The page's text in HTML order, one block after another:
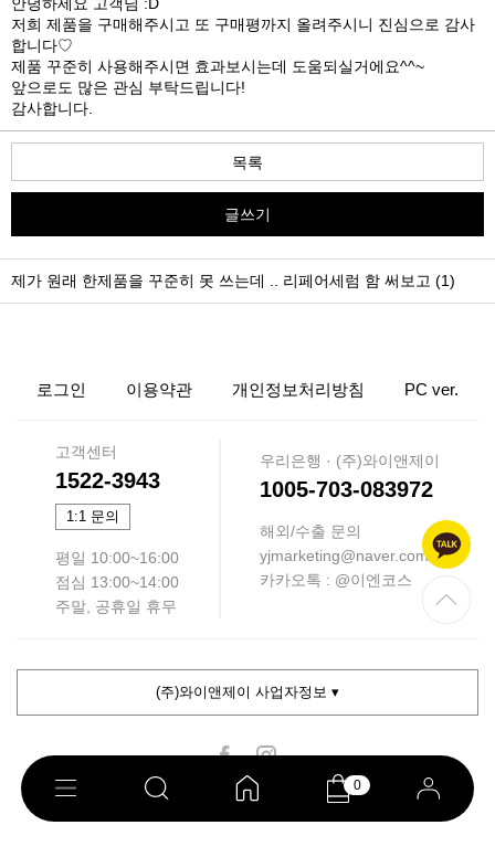
0
안녕하세요 고객님 :D
저희 제품을 구매해주시고 또 구매평까지 올려주시니 진심으로 감사
합니다♡
제품 꾸준히 사용해주시면 효과보시는데 도움되실거에요^^~
앞으로도 많은 관심 부탁드립니다!
감사합니다.
목록
글쓰기
제가 원래 한제품을 꾸준히 못 쓰는데 .. 리페어세럼 함 써보고 (1)
로그인 이용약관 개인정보처리방침 PC ver.
고객센터
1522-3943
1:1 문의
평일 10:00~16:00
점심 13:00~14:00
주말, 공휴일 휴무
우리은행 · (주)와이앤제이
1005-703-083972
해외/수출 문의
yjmarketing@naver.com
카카오톡 : @이엔코스
(주)와이앤제이 사업자정보 ▾